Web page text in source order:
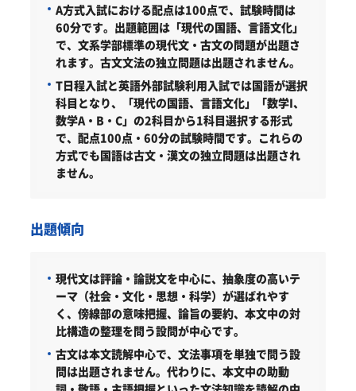
A方式入試における配点は100点で、試験時間は
60分です。出題範囲は「現代の国語、言語文化」
で、文系学部標準の現代文・古文の問題が出題さ
れます。古文文法の独立問題は出題されません。
T日程入試と英語外部試験利用入試では国語が選択
科目となり、「現代の国語、言語文化」「数学I、
数学A・B・C」の2科目から1科目選択する形式
で、配点100点・60分の試験時間です。これらの
方式でも国語は古文・漢文の独立問題は出題され
ません。
出題傾向
現代文は評論・論説文を中心に、抽象度の高いテ
ーマ（社会・文化・思想・科学）が選ばれやす
く、傍線部の意味把握、論旨の要約、本文中の対
比構造の整理を問う設問が中心です。
古文は本文読解中心で、文法事項を単独で問う設
問は出題されません。代わりに、本文中の助動